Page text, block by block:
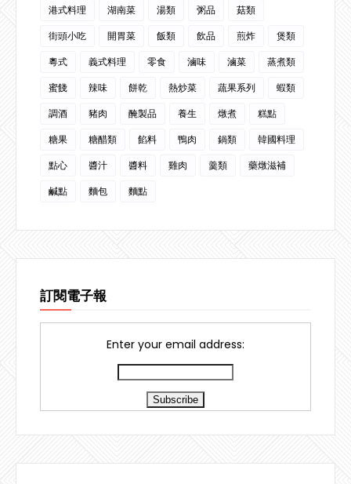
港式料理 湖南菜 湯類 粥品
菇類
街頭小吃
開胃菜 飯類 飲品 煎炸
煲類
粵式
義式料理 零食 滷味 滷菜
蒸煮類
蜜餞
辣味 餅乾 熱炒菜 蔬果系列
蝦類
調酒
豬肉 醃製品 養生 燉煮
糕點
糖果
糖醋類 餡料 鴨肉 鍋類
韓國料理
點心
醬汁 醬料 雞肉 羹類
藥燉滋補
鹹點
麵包 麵點
訂閱電子報
Enter your email address: